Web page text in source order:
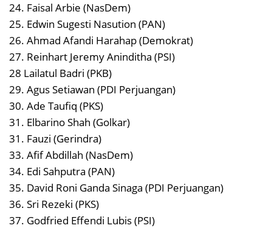
24. Faisal Arbie (NasDem)
25. Edwin Sugesti Nasution (PAN)
26. Ahmad Afandi Harahap (Demokrat)
27. Reinhart Jeremy Aninditha (PSI)
28 Lailatul Badri (PKB)
29. Agus Setiawan (PDI Perjuangan)
30. Ade Taufiq (PKS)
31. Elbarino Shah (Golkar)
31. Fauzi (Gerindra)
33. Afif Abdillah (NasDem)
34. Edi Sahputra (PAN)
35. David Roni Ganda Sinaga (PDI Perjuangan)
36. Sri Rezeki (PKS)
37. Godfried Effendi Lubis (PSI)